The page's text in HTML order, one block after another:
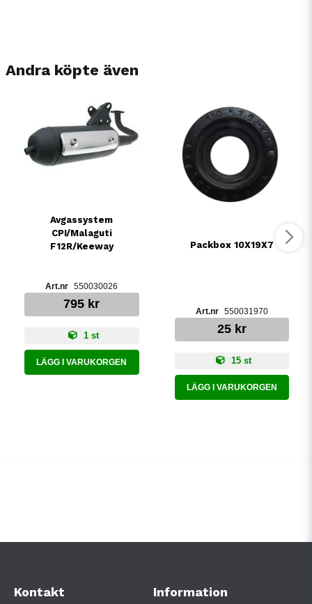
Andra köpte även
Avgassystem
CPI/Malaguti
F12R/Keeway
550030026
795 kr
1 st
LÄGG I VARUKORGEN
Packbox 10X19X7
550031970
25 kr
15 st
LÄGG I VARUKORGEN
Kontakt Information